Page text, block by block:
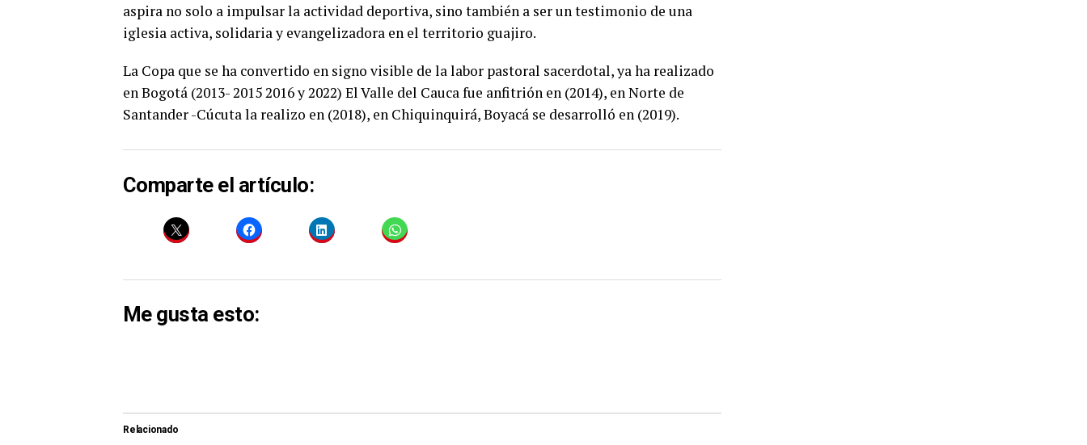
aspira no solo a impulsar la actividad deportiva, sino también a ser un testimonio de una
iglesia activa, solidaria y evangelizadora en el territorio guajiro.
La Copa que se ha convertido en signo visible de la labor pastoral sacerdotal, ya ha realizado
en Bogotá (2013- 2015 2016 y 2022) El Valle del Cauca fue anfitrión en (2014), en Norte de
Santander -Cúcuta la realizo en (2018), en Chiquinquirá, Boyacá se desarrolló en (2019).
Comparte el artículo:
Me gusta esto:
Relacionado